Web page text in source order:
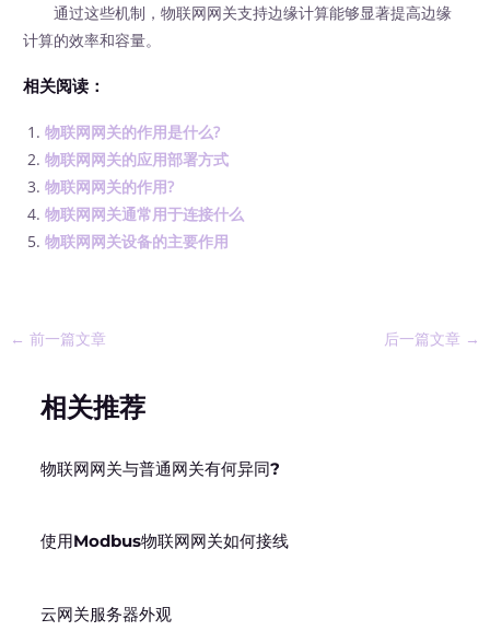
通过这些机制，物联网网关支持边缘计算能够显著提高边缘
计算的效率和容量。
相关阅读：
物联网网关的作用是什么?
物联网网关的应用部署方式
物联网网关的作用?
物联网网关通常用于连接什么
物联网网关设备的主要作用
← 前一篇文章 后一篇文章 →
相关推荐
物联网网关与普通网关有何异同?
使用Modbus物联网网关如何接线
云网关服务器外观